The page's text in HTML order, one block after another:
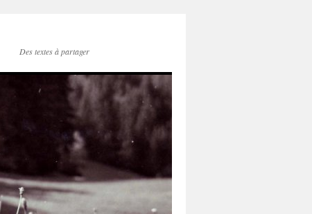
Des textes à partager